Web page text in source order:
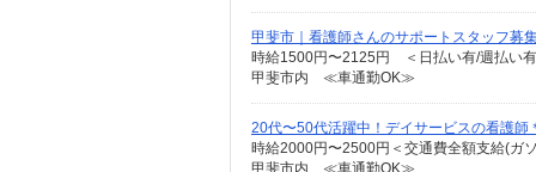
甲斐市｜看護師さんのサポートスタッフ募
時給1500円〜2125円 ＜日払い有/週払い
甲斐市内 ≪車通勤OK≫
20代〜50代活躍中！デイサービスの看護
時給2000円〜2500円＜交通費全額支給(ガ
甲斐市内 ≪車通勤OK≫